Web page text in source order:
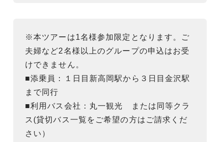
※本ツアーは1名様参加限定となります。ご
夫婦など2名様以上のグループの申込はお受
けできません。
■添乗員：１日目新高岡駅から３日目金沢駅
まで同行
■利用バス会社：丸一観光 または同等クラ
ス(貸切バス一覧をご希望の方はご請求くだ
さい）